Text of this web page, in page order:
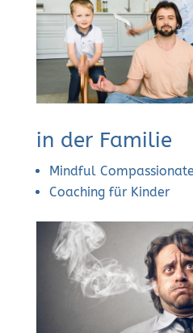
in der Familie
Mindful
Coaching für Kinder